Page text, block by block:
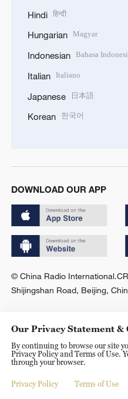
Hindi हिन्दी
Hungarian Magyar
Indonesian Bahasa
Italian Italiano
Japanese 日本語
Korean 한국어
DOWNLOAD OUR APP
© China Radio
Shijingshan Road, Beijing,
Our Privacy Statement &
By continuing to browse our site
Privacy Policy and Terms of Use.
through your browser.
Privacy Policy Terms of Use